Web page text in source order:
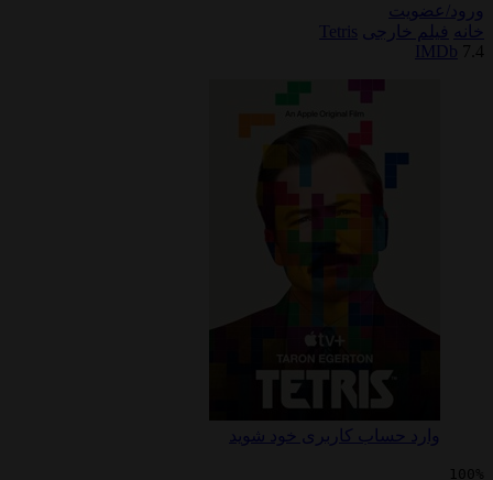
خارجی
Tetris
حساب کاربری خود شوید